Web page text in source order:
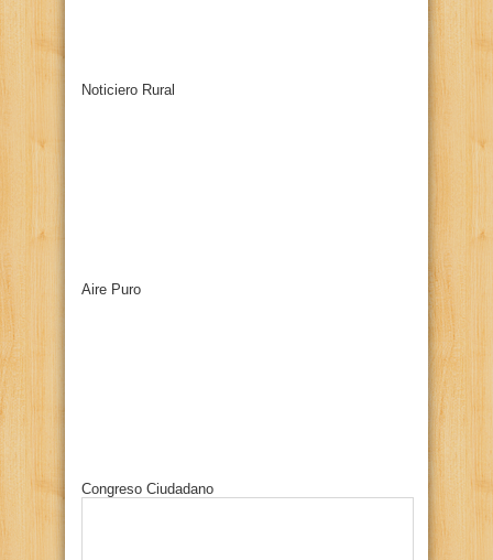
Noticiero Rural
Aire Puro
Congreso Ciudadano